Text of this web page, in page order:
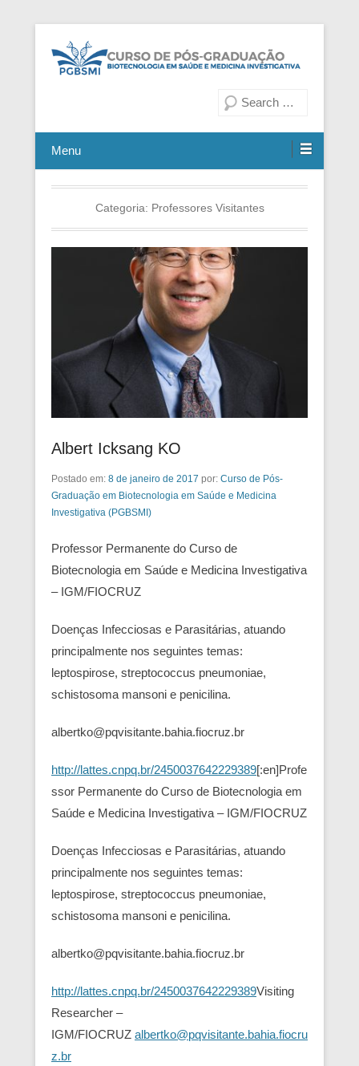
Curso de Pós-Graduação em
Medicina Investigativa
Menu
Categoria: Professores Visitantes
Albert Icksang KO
Postado em: 8 de janeiro de 2017 por: Curso de Pós-
Graduação em Biotecnologia em Saúde e Medicina
Investigativa (PGBSMI)
Professor Permanente do Curso de
Biotecnologia em Saúde e Medicina Investigativa
– IGM/FIOCRUZ
Doenças Infecciosas e Parasitárias, atuando
principalmente nos seguintes temas:
leptospirose, streptococcus pneumoniae,
schistosoma mansoni e penicilina.
albertko@pqvisitante.bahia.fiocruz.br
http://lattes.cnpq.br/2450037642229389[:en]Profe
ssor Permanente do Curso de Biotecnologia em
Saúde e Medicina Investigativa – IGM/FIOCRUZ
Doenças Infecciosas e Parasitárias, atuando
principalmente nos seguintes temas:
leptospirose, streptococcus pneumoniae,
schistosoma mansoni e penicilina.
albertko@pqvisitante.bahia.fiocruz.br
http://lattes.cnpq.br/2450037642229389Visiting
Researcher –
IGM/FIOCRUZ albertko@pqvisitante.bahia.fiocru
z.br